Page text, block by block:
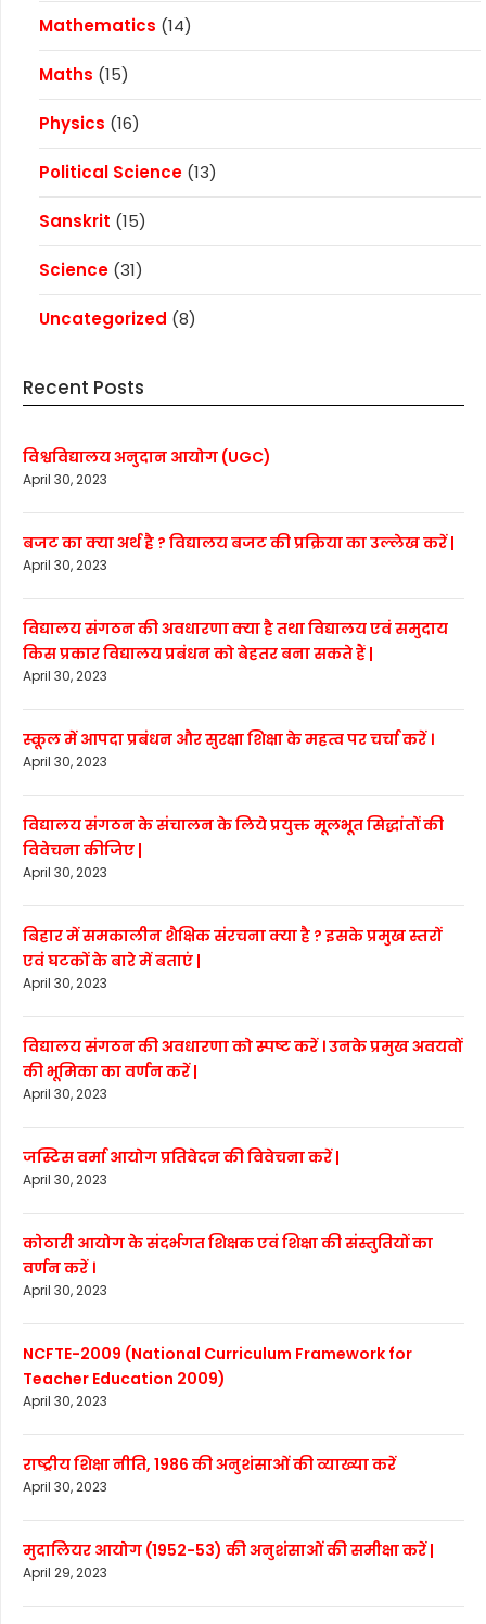
Mathematics (14)
Maths (15)
Physics (16)
Political Science (13)
Sanskrit (15)
Science (31)
Uncategorized (8)
Recent Posts
विश्वविद्यालय अनुदान आयोग (UGC)
April 30, 2023
बजट का क्या अर्थ है ? विद्यालय बजट की प्रक्रिया का उल्लेख करें |
April 30, 2023
विद्यालय संगठन की अवधारणा क्या है तथा विद्यालय एवं समुदाय
किस प्रकार विद्यालय प्रबंधन को बेहतर बना सकते हैं |
April 30, 2023
स्कूल में आपदा प्रबंधन और सुरक्षा शिक्षा के महत्व पर चर्चा करें ।
April 30, 2023
विद्यालय संगठन के संचालन के लिये प्रयुक्त मूलभूत सिद्धांतों की
विवेचना कीजिए |
April 30, 2023
बिहार में समकालीन शैक्षिक संरचना क्या है ? इसके प्रमुख स्तरों
एवं घटकों के बारे में बताएं |
April 30, 2023
विद्यालय संगठन की अवधारणा को स्पष्ट करें । उनके प्रमुख अवयवों
की भूमिका का वर्णन करें |
April 30, 2023
जस्टिस वर्मा आयोग प्रतिवेदन की विवेचना करें |
April 30, 2023
कोठारी आयोग के संदर्भगत शिक्षक एवं शिक्षा की संस्तुतियों का
वर्णन करें ।
April 30, 2023
NCFTE-2009 (National Curriculum Framework for
Teacher Education 2009)
April 30, 2023
राष्ट्रीय शिक्षा नीति, 1986 की अनुशंसाओं की व्याख्या करें
April 30, 2023
मुदालियर आयोग (1952-53) की अनुशंसाओं की समीक्षा करें |
April 29, 2023